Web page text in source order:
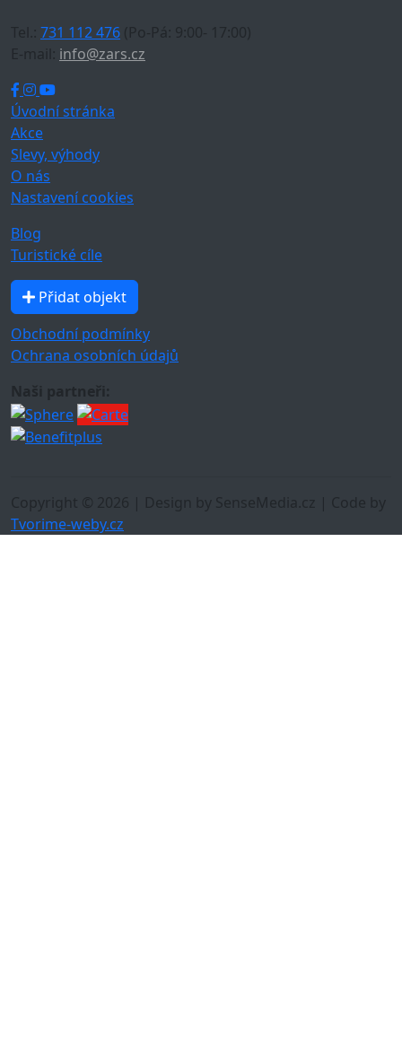
Tel.: 731 112 476 (Po-Pá: 9:00- 17:00)
E-mail: info@zars.cz
Úvodní stránka
Akce
Slevy, výhody
O nás
Nastavení cookies
Blog
Turistické cíle
Přidat objekt
Obchodní podmínky
Ochrana osobních údajů
Naši partneři:
Copyright © 2026 | Design by SenseMedia.cz | Code by
Tvorime-weby.cz